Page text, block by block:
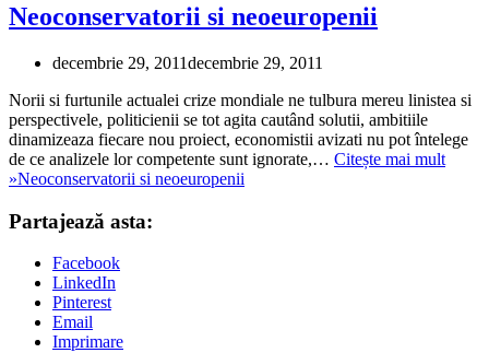
Neoconservatorii si neoeuropenii
decembrie 29, 2011decembrie 29, 2011
Norii si furtunile actualei crize mondiale ne tulbura mereu linistea si
perspectivele, politicienii se tot agita cautând solutii, ambitiile
dinamizeaza fiecare nou proiect, economistii avizati nu pot întelege
de ce analizele lor competente sunt ignorate,… Citește mai mult
»Neoconservatorii si neoeuropenii
Partajează asta:
Facebook
LinkedIn
Pinterest
Email
Imprimare